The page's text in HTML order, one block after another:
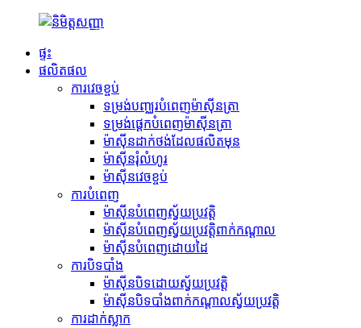
ផ្ទះ
ផលិតផល
ការវេចខ្ចប់
ទម្រង់បញ្ឈរបំពេញម៉ាស៊ីនត្រា
ទម្រង់ផ្ដេកបំពេញម៉ាស៊ីនត្រា
ម៉ាស៊ីន​ដាក់​ថង់​ដែល​ផលិត​មុន​
ម៉ាស៊ីនរុំលំហូរ
ម៉ាស៊ីនវេចខ្ចប់
ការ​បំពេញ
ម៉ាស៊ីនបំពេញស្វ័យប្រវត្តិ
ម៉ាស៊ីនបំពេញស្វ័យប្រវត្តិពាក់កណ្តាល
ម៉ាស៊ីនបំពេញដោយដៃ
ការបិទបាំង
ម៉ាស៊ីនបិទដោយស្វ័យប្រវត្តិ
ម៉ាស៊ីនបិទបាំងពាក់កណ្តាលស្វ័យប្រវត្តិ
ការដាក់ស្លាក